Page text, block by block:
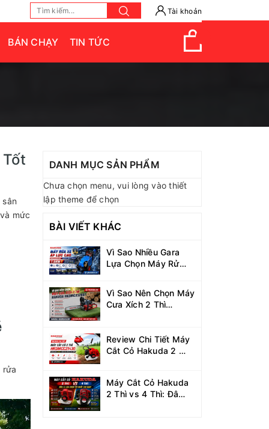
Tài khoản
BÁN CHẠY TIN TỨC
mức
rửa
DANH MỤC SẢN PHẨM
Chưa chọn menu, vui lòng vào thiết
lập theme để chọn
BÀI VIẾT KHÁC
Vì Sao Nhiều Gara
Lựa Chọn Máy Rửa
Vì Sao Nên Chọn Máy
Cưa Xích 2 Thì
Review Chi Tiết Máy
Cắt Cỏ Hakuda 2 Thì
Máy Cắt Cỏ Hakuda
2 Thì vs 4 Thì: Đâu